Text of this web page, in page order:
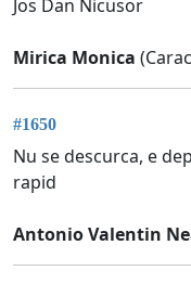
Jos Dan Nicusor
Mirica Monica
#1650
Nu se descurca, e
rapid
Antonio Valentin